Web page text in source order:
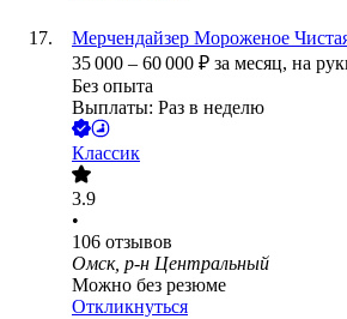
Мерчендайзер Мороженое
35 000 – 60 000 ₽ за месяц, на
Без опыта
Выплаты: Раз в неделю
Классик
3.9
•
106 отзывов
Омск, р-н Центральный
Можно без резюме
Откликнуться